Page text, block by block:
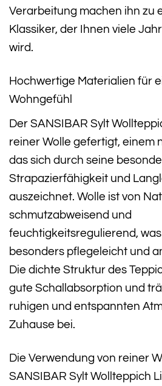
Verarbeitung machen ihn zu
Klassiker, der Ihnen viele
wird.
Hochwertige Materialien für
Wohngefühl
Der SANSIBAR Sylt
reiner Wolle gefertigt, einem
das sich durch seine
Strapazierfähigkeit und
auszeichnet. Wolle ist von
schmutzabweisend und
feuchtigkeitsregulierend,
besonders pflegeleicht und
Die dichte Struktur des
gute Schallabsorption und
ruhigen und entspannten
Zuhause bei.
Die Verwendung von reiner
SANSIBAR Sylt Wollteppich